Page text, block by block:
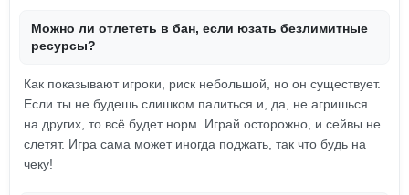
Можно ли отлететь в бан, если юзать безлимитные
ресурсы?
Как показывают игроки, риск небольшой, но он существует.
Если ты не будешь слишком палиться и, да, не агришься
на других, то всё будет норм. Играй осторожно, и сейвы не
слетят. Игра сама может иногда поджать, так что будь на
чеку!